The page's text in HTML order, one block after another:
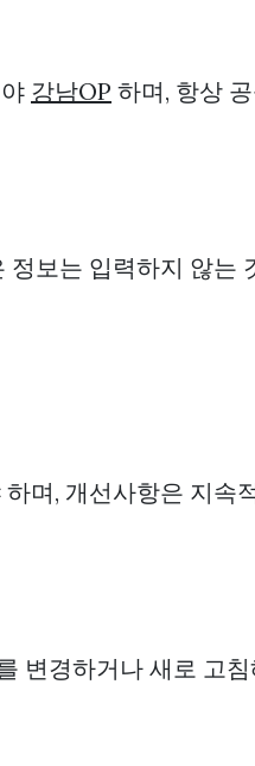
강남OP 하며, 항상
보는 입력하지 않는
며, 개선사항은 지속
변경하거나 새로 고